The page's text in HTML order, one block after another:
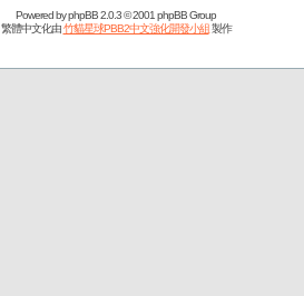
Powered byphpBB2.0.3 © 2001 phpBB Group
繁體中文化由竹貓星球PBB2中文強化開發小組製作